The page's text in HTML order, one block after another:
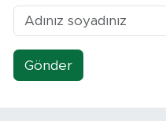
Gönder